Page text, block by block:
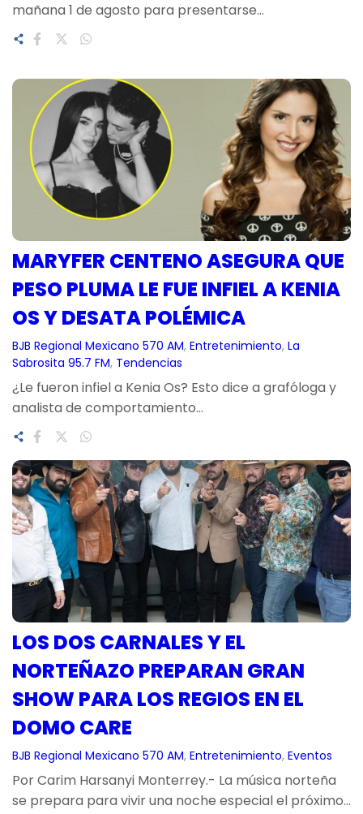
mañana 1 de agosto para presentarse…
MARYFER CENTENO ASEGURA QUE
PESO PLUMA LE FUE INFIEL A KENIA
OS Y DESATA POLÉMICA
BJB Regional Mexicano 570 AM, Entretenimiento, La
Sabrosita 95.7 FM, Tendencias
¿Le fueron infiel a Kenia Os? Esto dice a grafóloga y
analista de comportamiento…
LOS DOS CARNALES Y EL
NORTEÑAZO PREPARAN GRAN
SHOW PARA LOS REGIOS EN EL
DOMO CARE
BJB Regional Mexicano 570 AM, Entretenimiento, Eventos
Por Carim Harsanyi Monterrey.- La música norteña
se prepara para vivir una noche especial el próximo…